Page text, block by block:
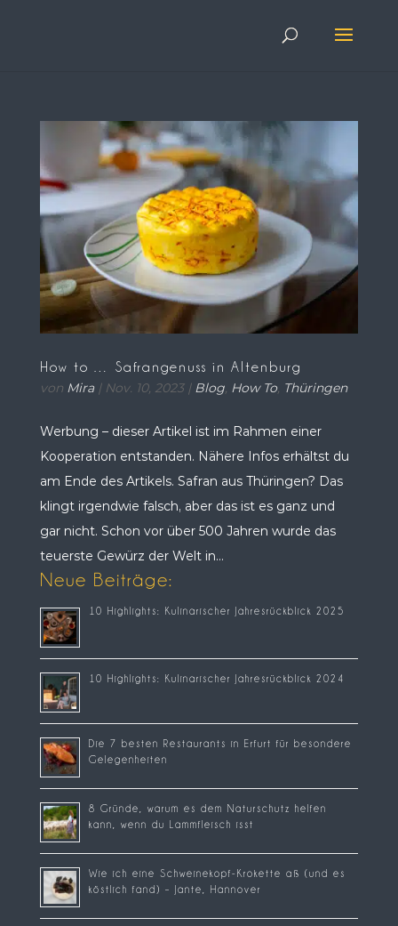
How to … Safrangenuss in Altenburg
von Mira| Nov. 10, 2023| Blog, How To, Thüringen
Werbung – dieser Artikel ist im Rahmen einer
Kooperation entstanden. Nähere Infos erhältst du
am Ende des Artikels. Safran aus Thüringen? Das
klingt irgendwie falsch, aber das ist es ganz und
gar nicht. Schon vor über 500 Jahren wurde das
teuerste Gewürz der Welt in...
Neue Beiträge:
10 Highlights: Kulinarischer Jahresrückblick 2025
10 Highlights: Kulinarischer Jahresrückblick 2024
Die 7 besten Restaurants in Erfurt für besondere
Gelegenheiten
8 Gründe, warum es dem Naturschutz helfen
kann, wenn du Lammfleisch isst
Wie ich eine Schweinekopf-Krokette aß (und es
köstlich fand) – Jante, Hannover